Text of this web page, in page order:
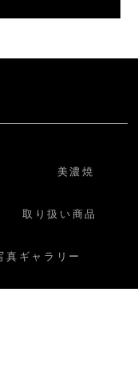
美濃焼
取り扱い商品
真ギャラリー